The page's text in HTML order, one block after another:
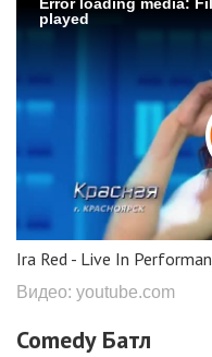
played
Ira Red - Live In
Видео: youtube.com
Comedy Батл